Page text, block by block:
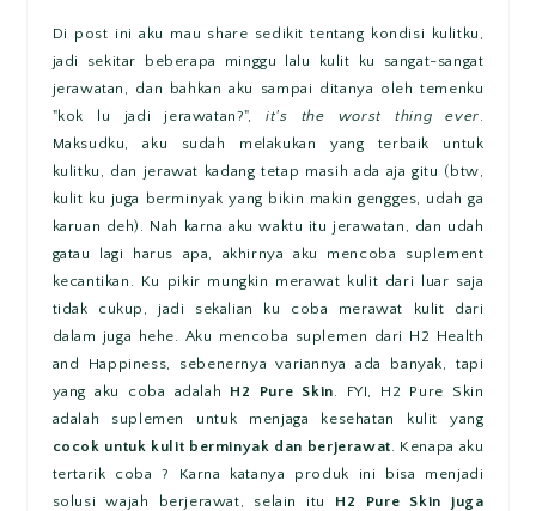
Di post ini aku mau share sedikit tentang kondisi kulitku,
jadi sekitar beberapa minggu lalu kulit ku sangat-sangat
jerawatan, dan bahkan aku sampai ditanya oleh temenku
"kok lu jadi jerawatan?", it's the worst thing ever.
Maksudku, aku sudah melakukan yang terbaik untuk
kulitku, dan jerawat kadang tetap masih ada aja gitu (btw,
kulit ku juga berminyak yang bikin makin gengges, udah ga
karuan deh). Nah karna aku waktu itu jerawatan, dan udah
gatau lagi harus apa, akhirnya aku mencoba suplement
kecantikan. Ku pikir mungkin merawat kulit dari luar saja
tidak cukup, jadi sekalian ku coba merawat kulit dari
dalam juga hehe. Aku mencoba suplemen dari H2 Health
and Happiness, sebenernya variannya ada banyak, tapi
yang aku coba adalah H2 Pure Skin. FYI, H2 Pure Skin
adalah suplemen untuk menjaga kesehatan kulit yang
cocok untuk kulit berminyak dan berjerawat. Kenapa aku
tertarik coba ? Karna katanya produk ini bisa menjadi
solusi wajah berjerawat, selain itu H2 Pure Skin juga